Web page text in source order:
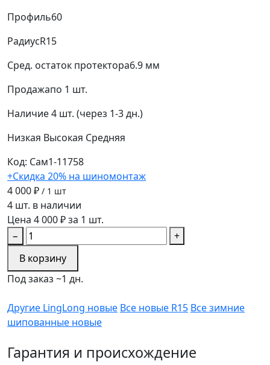
Профиль60
РадиусR15
Сред. остаток протектора6.9 мм
Продажапо 1 шт.
Наличие4 шт. (через 1-3 дн.)
Низкая Высокая Средняя
Код: Сам1-11758
+Скидка 20% на шиномонтаж
4 000 ₽ / 1 шт
4 шт. в наличии
Цена 4 000 ₽ за 1 шт.
−
+
В корзину
Под заказ ~1 дн.
Другие LingLong новые Все новые R15 Все зимние
шипованные новые
Гарантия и происхождение